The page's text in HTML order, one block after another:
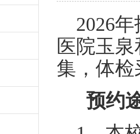
2026年
医院玉
集，体
预约